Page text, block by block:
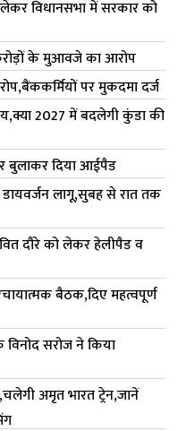
विधानसभा में सरकार को
के मुआवजे का आरोप
पर मुकदमा दर्ज
2027 में बदलेगी कुंडा की
बुलाकर दिया आईपैड
लागू,सुबह से रात तक
दौरे को लेकर हेलीपैड व
बैठक,दिए महत्वपूर्ण
सरोज ने किया
अमृत भारत ट्रेन,जानें